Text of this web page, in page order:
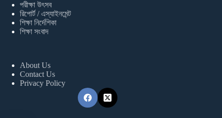
পরীক্ষা উৎসব
রিপোর্ট / এস্যাইনমেন্ট
শিক্ষা নির্দেশিকা
শিক্ষা সংবাদ
About Us
Contact Us
Privacy Policy